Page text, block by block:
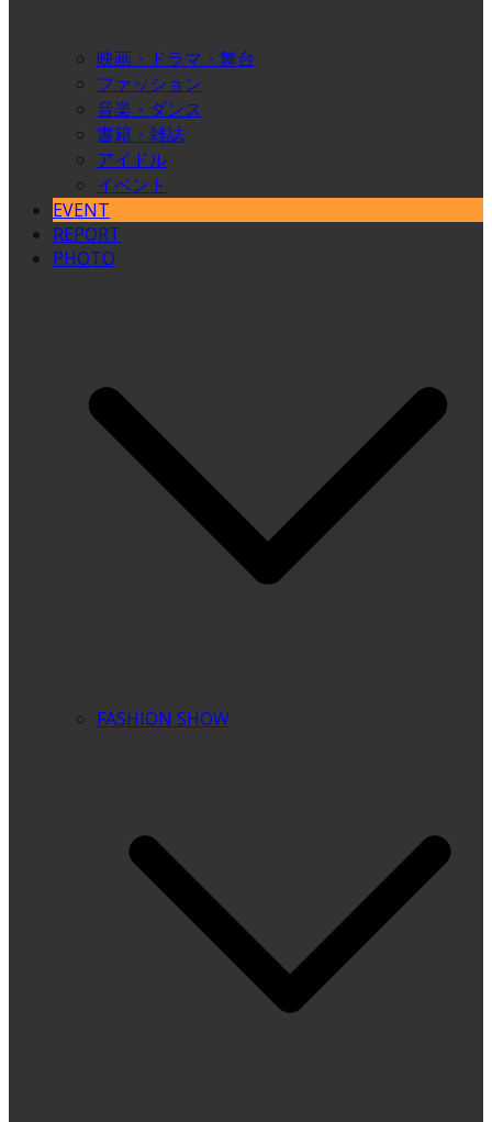
映画・ドラマ・舞台
ファッション
音楽・ダンス
書籍・雑誌
アイドル
イベント
EVENT
REPORT
PHOTO
FASHION SHOW